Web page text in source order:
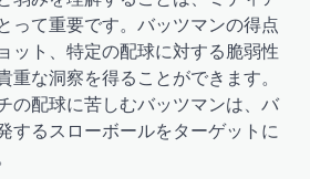
って重要です。バッツマンの得点
ット、特定の配球に対する脆弱性
重な洞察を得ることができます。
の配球に苦しむバッツマンは、バ
するスローボールをターゲットに